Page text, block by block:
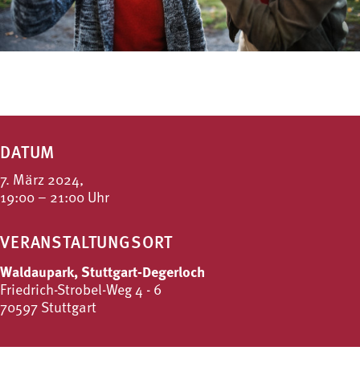
DATUM
7. März 2024,
19:00 – 21:00 Uhr
VERANSTALTUNGSORT
Waldaupark, Stuttgart-Degerloch
Friedrich-Strobel-Weg 4 - 6
70597 Stuttgart